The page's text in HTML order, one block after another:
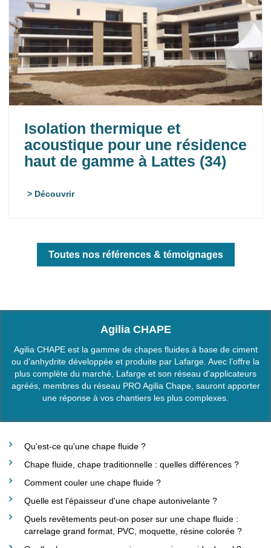
Isolation thermique et
acoustique pour une résidence
haut de gamme à Lattes (34)
> Découvrir
Toutes nos références & témoignages
Agilia CHAPE
Agilia CHAPE est la gamme de chapes fluides à base de ciment
ou d’anhydrite développée et produite par Lafarge. Avec l’offre la
plus complète du marché, Lafarge et son réseau d'applicateurs
agréés, membres du réseau PRO Agilia Chape, sauront apporter
une réponse à vos chantiers les plus complexes.
Qu'est-ce qu'une chape fluide ?
Chape fluide, chape traditionnelle : quelles différences ?
Comment couler une chape fluide ?
Quelle est l'épaisseur d'une chape autonivelante ?
Quels revêtements peut-on poser sur une chape fluide :
carrelage grand format, PVC, moquette, résine colorée ?